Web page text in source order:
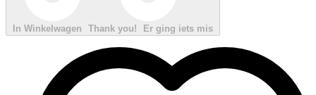
In Winkelwagen Thank you! Er ging iets mis